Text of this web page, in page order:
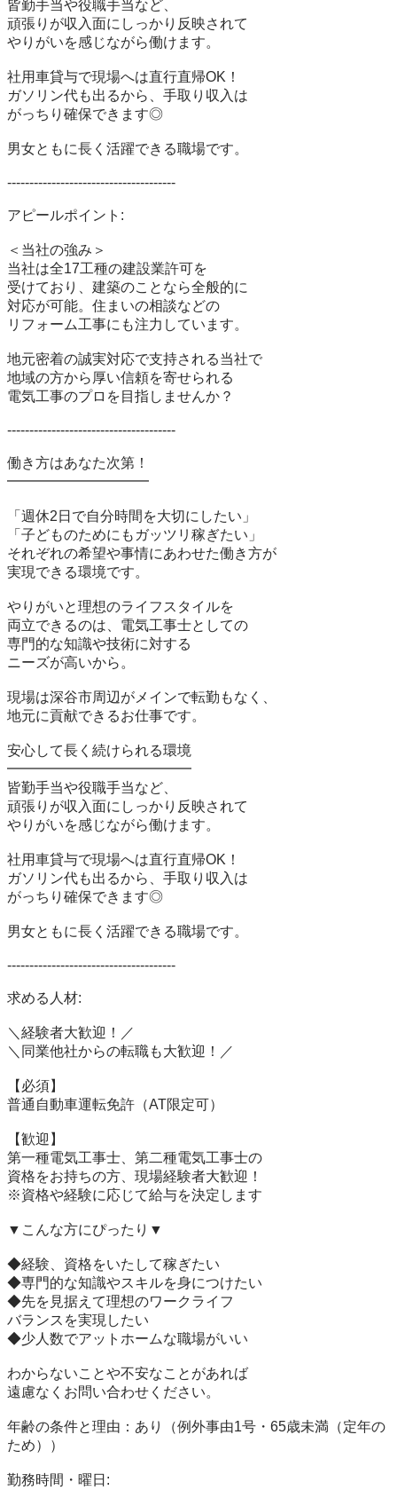
皆勤手当や役職手当など、
頑張りが収入面にしっかり反映されて
やりがいを感じながら働けます。
社用車貸与で現場へは直行直帰OK！
ガソリン代も出るから、手取り収入は
がっちり確保できます◎
男女ともに長く活躍できる職場です。
--------------------------------------
アピールポイント:
＜当社の強み＞
当社は全17工種の建設業許可を
受けており、建築のことなら全般的に
対応が可能。住まいの相談などの
リフォーム工事にも注力しています。
地元密着の誠実対応で支持される当社で
地域の方から厚い信頼を寄せられる
電気工事のプロを目指しませんか？
--------------------------------------
働き方はあなた次第！
━━━━━━━━━━
「週休2日で自分時間を大切にしたい」
「子どものためにもガッツリ稼ぎたい」
それぞれの希望や事情にあわせた働き方が
実現できる環境です。
やりがいと理想のライフスタイルを
両立できるのは、電気工事士としての
専門的な知識や技術に対する
ニーズが高いから。
現場は深谷市周辺がメインで転勤もなく、
地元に貢献できるお仕事です。
安心して長く続けられる環境
━━━━━━━━━━━━━
皆勤手当や役職手当など、
頑張りが収入面にしっかり反映されて
やりがいを感じながら働けます。
社用車貸与で現場へは直行直帰OK！
ガソリン代も出るから、手取り収入は
がっちり確保できます◎
男女ともに長く活躍できる職場です。
--------------------------------------
求める人材:
＼経験者大歓迎！／
＼同業他社からの転職も大歓迎！／
【必須】
普通自動車運転免許（AT限定可）
【歓迎】
第一種電気工事士、第二種電気工事士の
資格をお持ちの方、現場経験者大歓迎！
※資格や経験に応じて給与を決定します
▼こんな方にぴったり▼
◆経験、資格をいたして稼ぎたい
◆専門的な知識やスキルを身につけたい
◆先を見据えて理想のワークライフ
バランスを実現したい
◆少人数でアットホームな職場がいい
わからないことや不安なことがあれば
遠慮なくお問い合わせください。
年齢の条件と理由：あり（例外事由1号・65歳未満（定年の
ため））
勤務時間・曜日: